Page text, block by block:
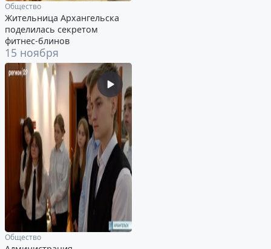
Общество
Жительница Архангельска
поделилась секретом
фитнес-блинов
15 ноября
Общество